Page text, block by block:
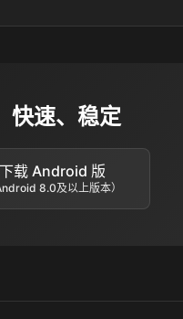
快速、稳定
下载 Android 版
8.0及以上版本）